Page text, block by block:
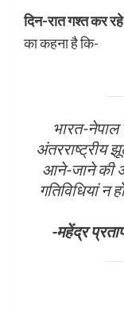
दिन-रात गश्त कर
का कहना है कि-
भारत-नेपाल
अंतरराष्ट्रीय
आने-जाने की
गतिविधियां न
-महेंद्र